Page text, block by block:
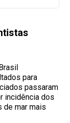
para
passaram
incidência dos
de mar mais